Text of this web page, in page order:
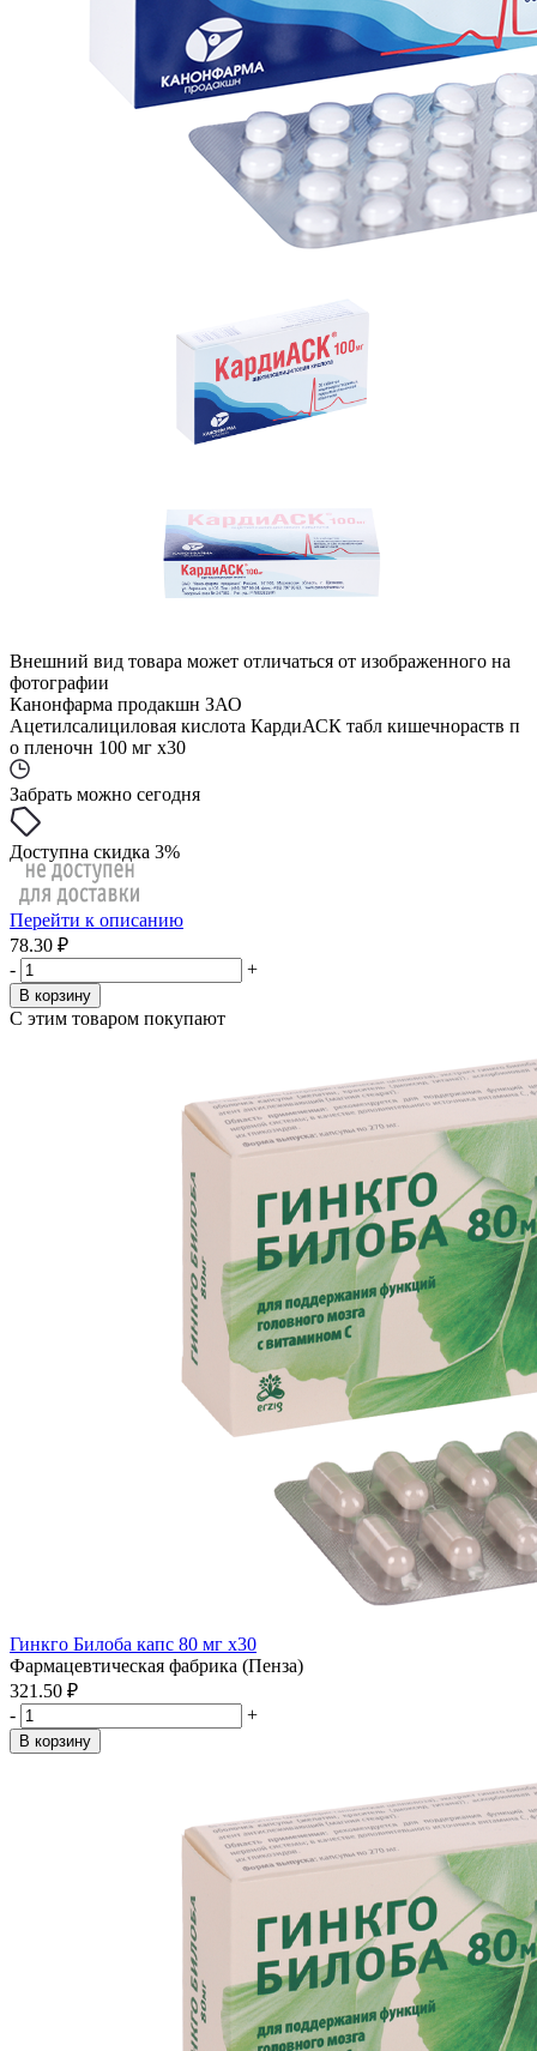
Внешний вид товара может отличаться от изображенного на
фотографии
Канонфарма продакшн ЗАО
Ацетилсалициловая кислота КардиАСК табл кишечнораств п
о пленочн 100 мг x30
Забрать можно сегодня
Доступна скидка 3%
Перейти к описанию
78.30 ₽
-
+
В корзину
С этим товаром покупают
Гинкго Билоба капс 80 мг x30
Фармацевтическая фабрика (Пенза)
321.50 ₽
-
+
В корзину